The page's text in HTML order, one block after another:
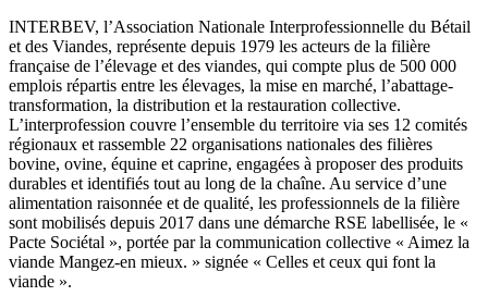
INTERBEV, l’Association Nationale Interprofessionnelle du Bétail
et des Viandes, représente depuis 1979 les acteurs de la filière
française de l’élevage et des viandes, qui compte plus de 500 000
emplois répartis entre les élevages, la mise en marché, l’abattage-
transformation, la distribution et la restauration collective.
L’interprofession couvre l’ensemble du territoire via ses 12 comités
régionaux et rassemble 22 organisations nationales des filières
bovine, ovine, équine et caprine, engagées à proposer des produits
durables et identifiés tout au long de la chaîne. Au service d’une
alimentation raisonnée et de qualité, les professionnels de la filière
sont mobilisés depuis 2017 dans une démarche RSE labellisée, le «
Pacte Sociétal », portée par la communication collective « Aimez la
viande Mangez-en mieux. » signée « Celles et ceux qui font la
viande ».